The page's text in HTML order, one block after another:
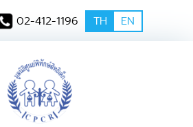
02-412-1196 TH EN